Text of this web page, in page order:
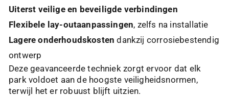
Uiterst veilige en beveiligde verbindingen
Flexibele lay-outaanpassingen, zelfs na installatie
Lagere onderhoudskosten dankzij corrosiebestendig
ontwerp
Deze geavanceerde techniek zorgt ervoor dat elk
park voldoet aan de hoogste veiligheidsnormen,
terwijl het er robuust blijft uitzien.